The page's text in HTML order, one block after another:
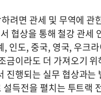
려면 관세 및 무역에
협상을 통해 철강 관세
, 인도, 중국, 영국, 우크
금이라도 더 가져오기
진행되는 실무 협상과
득전을 펼치는 투트랙